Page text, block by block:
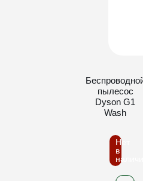
пылесос
Dyson G1
Wash
Нет
в